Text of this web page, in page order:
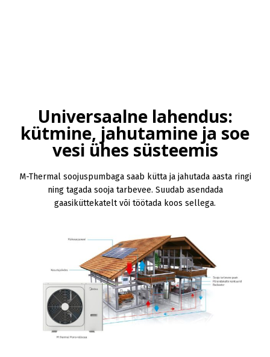
Universaalne lahendus:
kütmine, jahutamine ja soe
vesi ühes süsteemis
M-Thermal soojuspumbaga saab kütta ja jahutada aasta ringi
ning tagada sooja tarbevee. Suudab asendada
gaasiküttekatelt või töötada koos sellega.